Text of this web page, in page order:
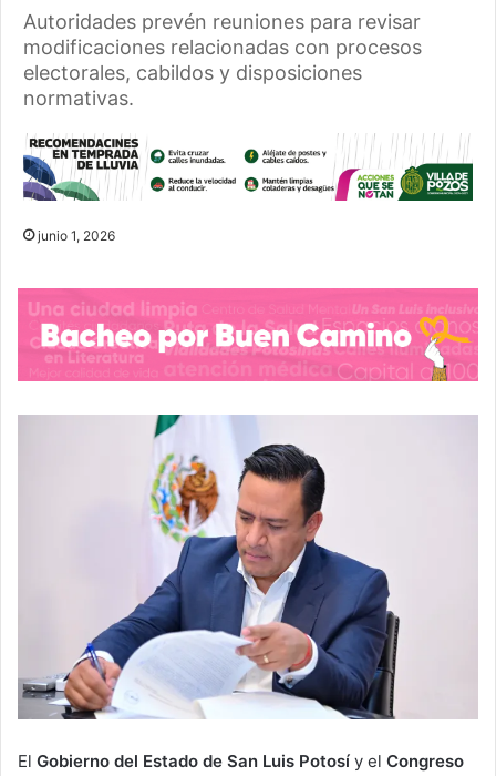
Autoridades prevén reuniones para revisar
modificaciones relacionadas con procesos
electorales, cabildos y disposiciones
normativas.
junio 1, 2026
El Gobierno del Estado de San Luis Potosí y el Congreso